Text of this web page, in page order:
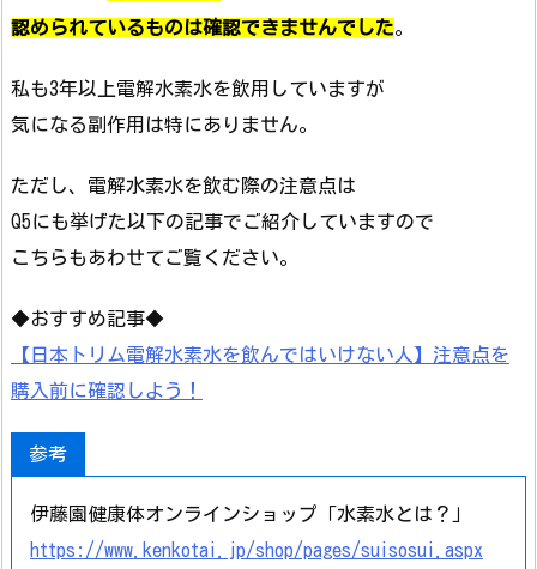
認められているものは確認できませんでした。
私も3年以上電解水素水を飲用していますが
気になる副作用は特にありません。
ただし、電解水素水を飲む際の注意点は
Q5にも挙げた以下の記事でご紹介していますので
こちらもあわせてご覧ください。
◆おすすめ記事◆
【日本トリム電解水素水を飲んではいけない人】注意点を
購入前に確認しよう！
参考
伊藤園健康体オンラインショップ「水素水とは？」
https://www.kenkotai.jp/shop/pages/suisosui.aspx